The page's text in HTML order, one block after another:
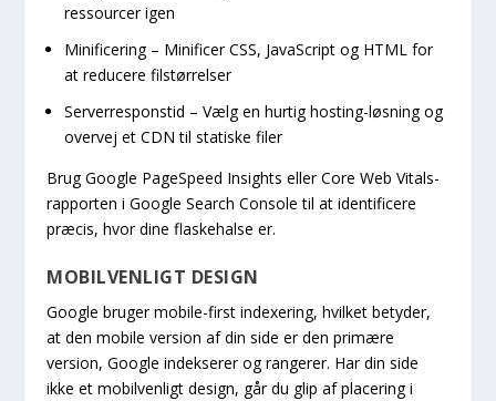
ressourcer igen
Minificering – Minificer CSS, JavaScript og HTML for
at reducere filstørrelser
Serverresponstid – Vælg en hurtig hosting-løsning og
overvej et CDN til statiske filer
Brug Google PageSpeed Insights eller Core Web Vitals-
rapporten i Google Search Console til at identificere
præcis, hvor dine flaskehalse er.
MOBILVENLIGT DESIGN
Google bruger mobile-first indexering, hvilket betyder,
at den mobile version af din side er den primære
version, Google indekserer og rangerer. Har din side
ikke et mobilvenligt design, går du glip af placering i